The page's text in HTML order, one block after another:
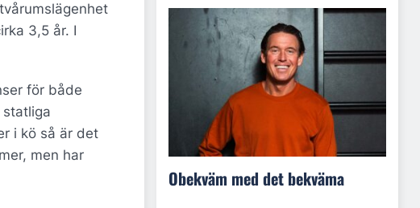
3,5 år. I
för både
i kö så är det
men har
Obekväm med det bekväma